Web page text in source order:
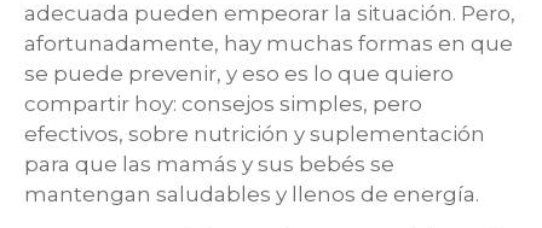
adecuada pueden empeorar la situación. Pero,
afortunadamente, hay muchas formas en que
se puede prevenir, y eso es lo que quiero
compartir hoy: consejos simples, pero
efectivos, sobre nutrición y suplementación
para que las mamás y sus bebés se
mantengan saludables y llenos de energía.